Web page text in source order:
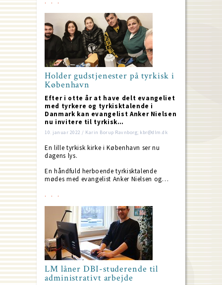
Holder gudstjenester på tyrkisk i
København
Efter i otte år at have delt evangeliet
med tyrkere og tyrkisktalende i
Danmark kan evangelist Anker Nielsen
nu invitere til tyrkisk…
10. januar 2022 / Karin Borup Ravnborg; kbr@dlm.dk
En lille tyrkisk kirke i København ser nu
dagens lys.
En håndfuld herboende tyrkisktalende
mødes med evangelist Anker Nielsen og…
LM låner DBI-studerende til
administrativt arbejde